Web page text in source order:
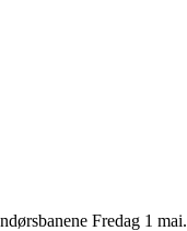
Fredag 1 mai.